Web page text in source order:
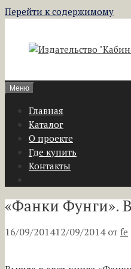
Перейти к содержимому
Меню
Главная
Каталог
О проекте
Где купить
Контакты
«Фанки Фунги».
16/09/201412/09/2014 от fe